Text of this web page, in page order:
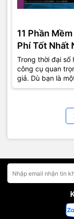
11 Phần
Phí Tốt Nhất
Trong thời đại số
công cụ quan
giả. Dù bạn là